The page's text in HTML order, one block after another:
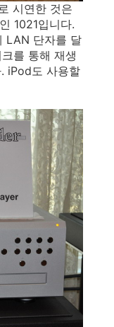
시연한 것은
1021입니다.
LAN 단자를 달
를 통해 재생
iPod도 사용할